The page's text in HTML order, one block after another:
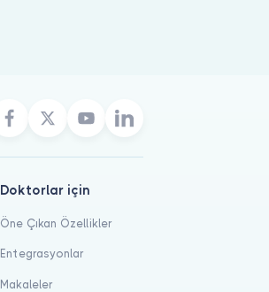
Doktorlar için
Öne Çıkan Özellikler
Entegrasyonlar
Makaleler